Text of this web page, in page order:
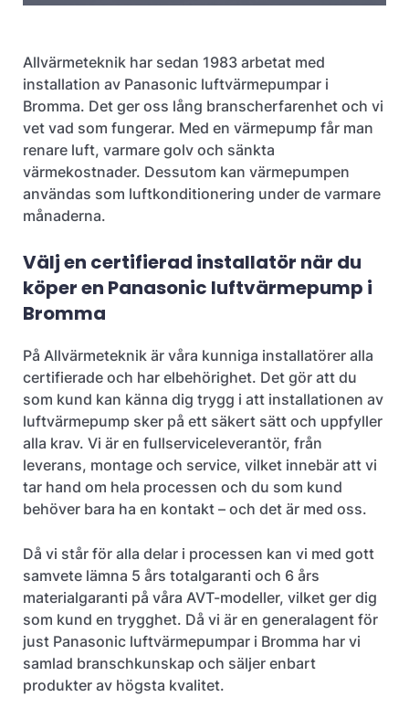
Allvärmeteknik har sedan 1983 arbetat med
installation av Panasonic luftvärmepumpar i
Bromma. Det ger oss lång branscherfarenhet och vi
vet vad som fungerar. Med en värmepump får man
renare luft, varmare golv och sänkta
värmekostnader. Dessutom kan värmepumpen
användas som luftkonditionering under de varmare
månaderna.
Välj en certifierad installatör när du
köper en Panasonic luftvärmepump i
Bromma
På Allvärmeteknik är våra kunniga installatörer alla
certifierade och har elbehörighet. Det gör att du
som kund kan känna dig trygg i att installationen av
luftvärmepump sker på ett säkert sätt och uppfyller
alla krav. Vi är en fullserviceleverantör, från
leverans, montage och service, vilket innebär att vi
tar hand om hela processen och du som kund
behöver bara ha en kontakt – och det är med oss.
Då vi står för alla delar i processen kan vi med gott
samvete lämna 5 års totalgaranti och 6 års
materialgaranti på våra AVT-modeller, vilket ger dig
som kund en trygghet. Då vi är en generalagent för
just Panasonic luftvärmepumpar i Bromma har vi
samlad branschkunskap och säljer enbart
produkter av högsta kvalitet.